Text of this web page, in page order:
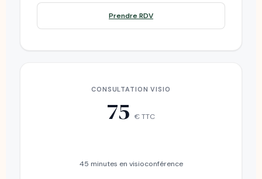
Prendre RDV
CONSULTATION VISIO
75 € TTC
45 minutes en visioconférence